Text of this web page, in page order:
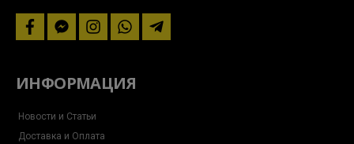
facebookfacebook-
messenger
instagram
whatsapptelegram-
plane
ИНФОРМАЦИЯ
Новости и Статьи
Доставка и Оплата